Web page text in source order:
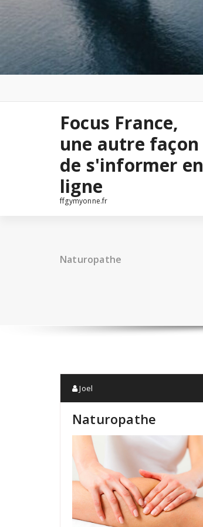
Focus France,
une autre façon
de s'informer en
ligne
ffgymyonne.fr
Naturopathe
Joel
Naturopathe